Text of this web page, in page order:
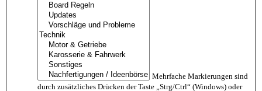
Mehrfache Markierungen sind
durch zusätzliches Drücken der Taste „Strg/Ctrl“ (Windows) oder